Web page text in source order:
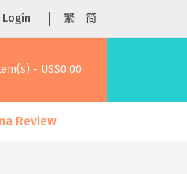
Login 繁 简
- US$0.00
Review